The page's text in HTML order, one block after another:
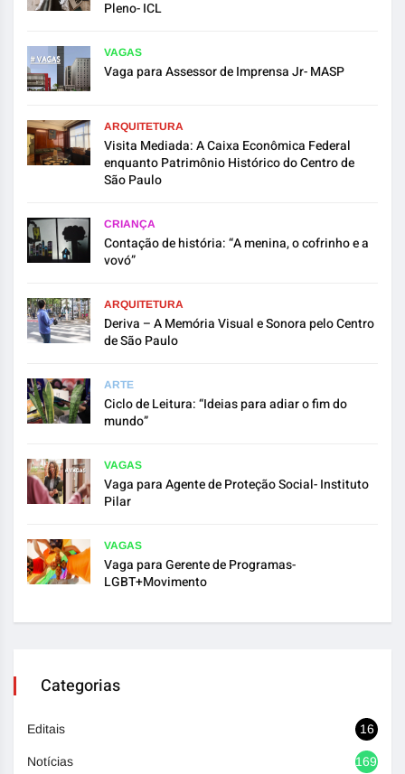
Pleno- ICL
VAGAS
Vaga para Assessor de Imprensa Jr- MASP
ARQUITETURA
Visita Mediada: A Caixa Econômica Federal
enquanto Patrimônio Histórico do Centro de
São Paulo
CRIANÇA
Contação de história: “A menina, o cofrinho e a
vovó”
ARQUITETURA
Deriva – A Memória Visual e Sonora pelo Centro
de São Paulo
ARTE
Ciclo de Leitura: “Ideias para adiar o fim do
mundo”
VAGAS
Vaga para Agente de Proteção Social- Instituto
Pilar
VAGAS
Vaga para Gerente de Programas-
LGBT+Movimento
Categorias
Editais 16
Notícias 1692